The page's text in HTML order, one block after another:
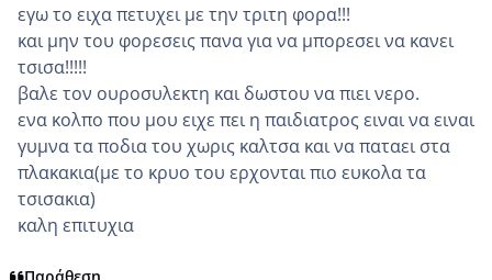
εγω το ειχα πετυχει με την τριτη φορα!!!
και μην του φορεσεις πανα για να μπορεσει να κανει
τσισα!!!!!
βαλε τον ουροσυλεκτη και δωστου να πιει νερο.
ενα κολπο που μου ειχε πει η παιδιατρος ειναι να ειναι
γυμνα τα ποδια του χωρις καλτσα και να παταει στα
πλακακια(με το κρυο του ερχονται πιο ευκολα τα
τσισακια)
καλη επιτυχια